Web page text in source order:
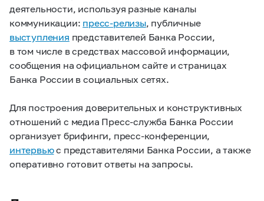
деятельности, используя разные каналы
коммуникации: пресс-релизы, публичные
выступления представителей Банка России,
в том числе в средствах массовой информации,
сообщения на официальном сайте и страницах
Банка России в социальных сетях.
Для построения доверительных и конструктивных
отношений с медиа Пресс-служба Банка России
организует брифинги, пресс-конференции,
интервьюс представителями Банка России, а также
оперативно готовит ответы на запросы.